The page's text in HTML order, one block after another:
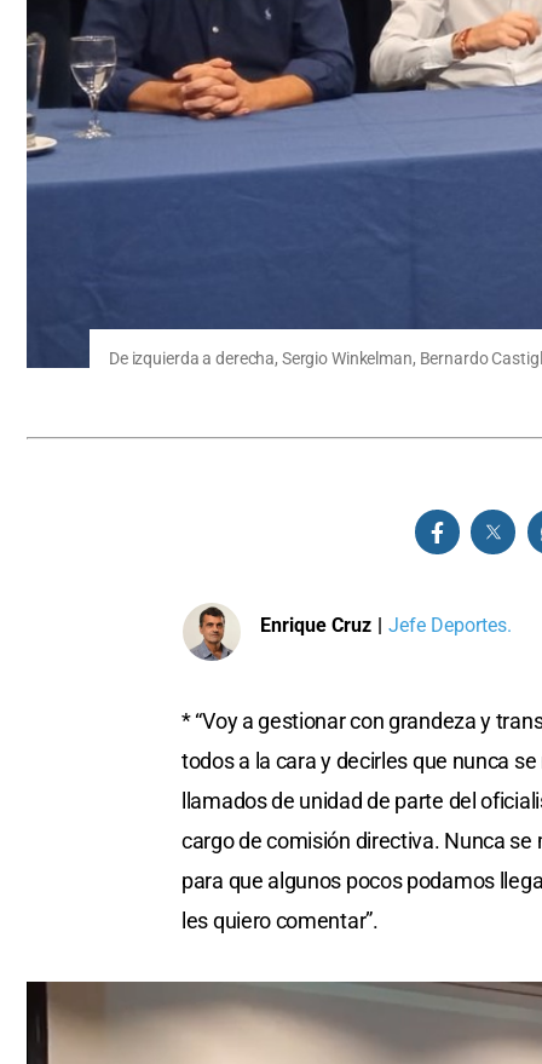
De izquierda a derecha, Sergio Winkelman, Bernardo
Enrique Cruz | Jefe Deportes.
* “Voy a gestionar con grandeza y
todos a la cara y decirles que nunca
llamados de unidad de parte del
cargo de comisión directiva. Nunca se
para que algunos pocos podamos
les quiero comentar”.